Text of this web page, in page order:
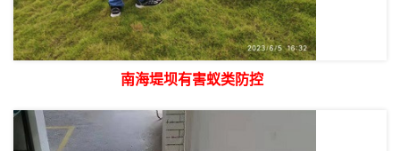
南海堤坝有害蚁类防控